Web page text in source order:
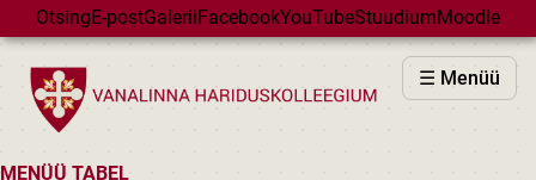
Skip to main content
OtsingE-postGaleriiFacebookYouTubeStuudiumMoodle
☰ Menüü
VHK
VASTUVÕTT
MENÜÜ TABEL